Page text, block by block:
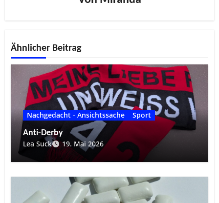
Ähnlicher Beitrag
Nachgedacht - Ansichtssache
Sport
Anti-Derby
Lea Suck
19. Mai 2026